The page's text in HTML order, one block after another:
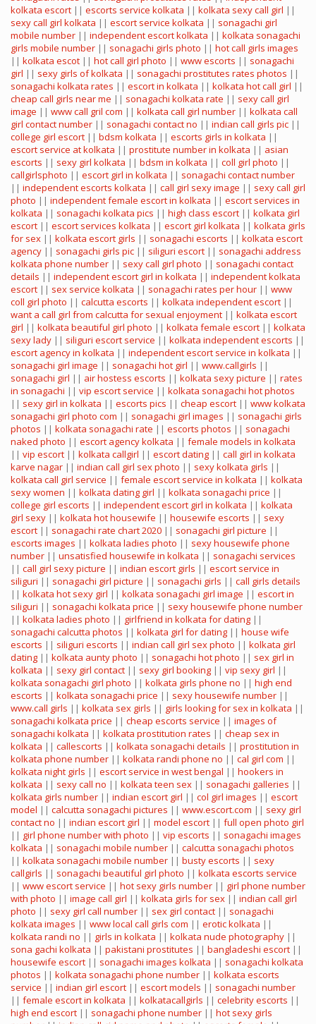
kolkata escort || escorts service kolkata || kolkata sexy call girl ||
sexy call girl kolkata || escort service kolkata || sonagachi girl
mobile number || independent escort kolkata || kolkata sonagachi
girls mobile number || sonagachi girls photo || hot call girls images
|| kolkata escot || hot call girl photo || www escorts || sonagachi
girl || sexy girls of kolkata || sonagachi prostitutes rates photos ||
sonagachi kolkata rates || escort in kolkata || kolkata hot call girl ||
cheap call girls near me || sonagachi kolkata rate || sexy call girl
image || www call gril com || kolkata call girl number || kolkata call
girl contact number || sonagachi contact no || indian call girls pic ||
college girl escort || bdsm kolkata || escorts girls in kolkata ||
escort service at kolkata || prostitute number in kolkata || asian
escorts || sexy girl kolkata || bdsm in kolkata || coll girl photo ||
callgirlsphoto || escort girl in kolkata || sonagachi contact number
|| independent escorts kolkata || call girl sexy image || sexy call girl
photo || independent female escort in kolkata || escort services in
kolkata || sonagachi kolkata pics || high class escort || kolkata girl
escort || escort services kolkata || escort girl kolkata || kolkata girls
for sex || kolkata escort girls || sonagachi escorts || kolkata escort
agency || sonagachi girls pic || siliguri escort || sonagachi address
kolkata phone number || sexy call girl photo || sonagachi contact
details || independent escort girl in kolkata || independent kolkata
escort || sex service kolkata || sonagachi rates per hour || www
coll girl photo || calcutta escorts || kolkata independent escort ||
want a call girl from calcutta for sexual enjoyment || kolkata escort
girl || kolkata beautiful girl photo || kolkata female escort || kolkata
sexy lady || siliguri escort service || kolkata independent escorts ||
escort agency in kolkata || independent escort service in kolkata ||
sonagachi girl image || sonagachi hot girl || www.callgirls ||
sonagachi girl || air hostess escorts || kolkata sexy picture || rates
in sonagachi || vip escort service || kolkata sonagachi hot photos
|| sexy girl in kolkata || escorts pics || cheap escort || www kolkata
sonagachi girl photo com || sonagachi girl images || sonagachi girls
photos || kolkata sonagachi rate || escorts photos || sonagachi
naked photo || escort agency kolkata || female models in kolkata
|| vip escort || kolkata callgirl || escort dating || call girl in kolkata
karve nagar || indian call girl sex photo || sexy kolkata girls ||
kolkata call girl service || female escort service in kolkata || kolkata
sexy women || kolkata dating girl || kolkata sonagachi price ||
college girl escorts || independent escort girl in kolkata || kolkata
girl sexy || kolkata hot housewife || housewife escorts || sexy
escort || sonagachi rate chart 2020 || sonagachi girl picture ||
escorts images || kolkata ladies photo || sexy housewife phone
number || unsatisfied housewife in kolkata || sonagachi services
|| call girl sexy picture || indian escort girls || escort service in
siliguri || sonagachi girl picture || sonagachi girls || call girls details
|| kolkata hot sexy girl || kolkata sonagachi girl image || escort in
siliguri || sonagachi kolkata price || sexy housewife phone number
|| kolkata ladies photo || girlfriend in kolkata for dating ||
sonagachi calcutta photos || kolkata girl for dating || house wife
escorts || siliguri escorts || indian call girl sex photo || kolkata girl
dating || kolkata aunty photo || sonagachi hot photo || sex girl in
kolkata || sexy girl contact || sexy girl booking || vip sexy girl ||
kolkata sonagachi girl photo || kolkata girls phone no || high end
escorts || kolkata sonagachi price || sexy housewife number ||
www.call girls || kolkata sex girls || girls looking for sex in kolkata ||
sonagachi kolkata price || cheap escorts service || images of
sonagachi kolkata || kolkata prostitution rates || cheap sex in
kolkata || callescorts || kolkata sonagachi details || prostitution in
kolkata phone number || kolkata randi phone no || cal girl com ||
kolkata night girls || escort service in west bengal || hookers in
kolkata || sexy call no || kolkata teen sex || sonagachi galleries ||
kolkata girls number || indian escort girl || col girl images || escort
model || calcutta sonagachi pictures || www.escort.com || sexy girl
contact no || indian escort girl || model escort || full open photo girl
|| girl phone number with photo || vip escorts || sonagachi images
kolkata || sonagachi mobile number || calcutta sonagachi photos
|| kolkata sonagachi mobile number || busty escorts || sexy
callgirls || sonagachi beautiful girl photo || kolkata escorts service
|| www escort service || hot sexy girls number || girl phone number
with photo || image call girl || kolkata girls for sex || indian call girl
photo || sexy girl call number || sex girl contact || sonagachi
kolkata images || www local call girls com || erotic kolkata ||
kolkata randi no || girls in kolkata || kolkata nude photography ||
sona gachi kolkata || pakistani prostitutes || bangladeshi escort ||
housewife escort || sonagachi images kolkata || sonagachi kolkata
photos || kolkata sonagachi phone number || kolkata escorts
service || indian girl escort || escort models || sonagachi number
|| female escort in kolkata || kolkatacallgirls || celebrity escorts ||
high end escort || sonagachi phone number || hot sexy girls